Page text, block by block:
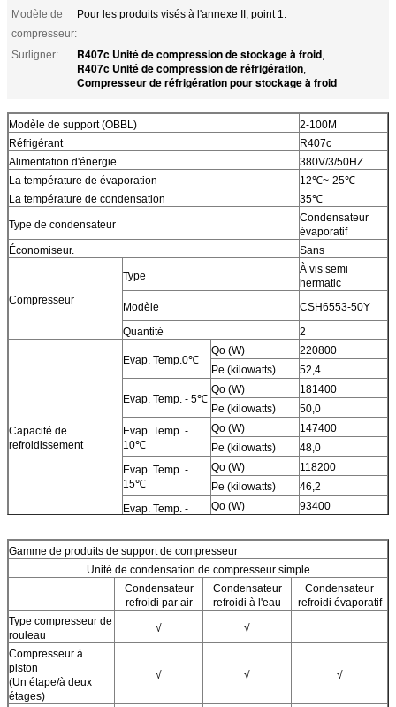
Modèle de
compresseur:
Pour les produits visés à l'annexe II, point 1.
Surligner: R407c Unité de compression de stockage à froid,
R407c Unité de compression de réfrigération,
Compresseur de réfrigération pour stockage à froid
Modèle de support (OBBL)
2-100M
Réfrigérant
R407c
Alimentation d'énergie
380V/3/50HZ
La température de évaporation
12℃~-25℃
La température de condensation
35℃
Type de condensateur
Condensateur
évaporatif
Économiseur.
Sans
Compresseur
Type
À vis semi
hermatic
Modèle
CSH6553-50Y
Quantité
2
Capacité de
refroidissement
Evap. Temp.0℃
Qo (W)
220800
Pe (kilowatts)
52,4
Evap. Temp. - 5℃
Qo (W)
181400
Pe (kilowatts)
50,0
Evap. Temp. -
10℃
Qo (W)
147400
Pe (kilowatts)
48,0
Evap. Temp. -
15℃
Qo (W)
118200
Pe (kilowatts)
46,2
Evap. Temp. -
Qo (W)
93400
Gamme de produits de support de compresseur
Unité de condensation de compresseur simple
Condensateur
refroidi par air
Condensateur
refroidi à l'eau
Condensateur
refroidi évaporatif
Type compresseur de
rouleau
√ √
Compresseur à
piston
(Un étape/à deux
étages)
√ √ √